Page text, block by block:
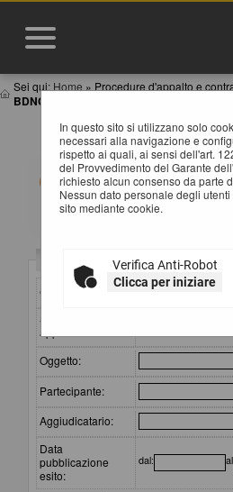
Sei qui: Home » Procedure d'appalto e
BDNCP
In questo sito si utilizzano solo
necessari alla navigazione e
rispetto ai quali, ai sensi dell'art.
del Provvedimento del Garante
richiesto alcun consenso da parte
Nessun dato personale degli
sito mediante cookie.
Verifica Anti-Robot
Clicca per iniziare
RIEPILOGO CONTRATTI
Informazioni relative alla
affidati secondo il D.Lgs. 36/
Impostare un criterio di
caso di estrazione di almeno
tabella estratta e quindi per
orizzontale, si consiglia di
questa pagina è a
orizzontale.
Criteri di ricerca
CIG:
Stazione
appaltante :
Oggetto:
Partecipante:
Aggiudicatario:
Data
pubblicazione
esito:
dal: